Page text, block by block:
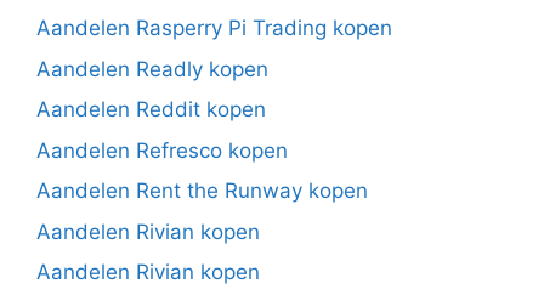
Aandelen Rasperry Pi Trading kopen
Aandelen Readly kopen
Aandelen Reddit kopen
Aandelen Refresco kopen
Aandelen Rent the Runway kopen
Aandelen Rivian kopen
Aandelen Rivian kopen